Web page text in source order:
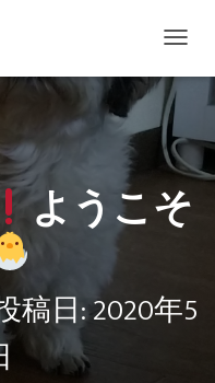
ビ
ゲ
シ
ョ
ン
を
切
ようこそ
稿日:2020年5